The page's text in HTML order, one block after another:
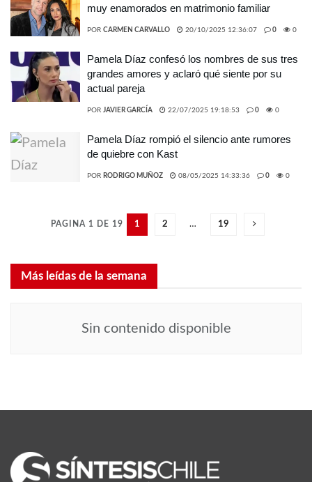
muy enamorados en matrimonio familiar
POR CARMEN CARVALLO 20/10/2025 12:36:07 0 0
Pamela Díaz confesó los nombres de sus tres
grandes amores y aclaró qué siente por su
actual pareja
POR JAVIER GARCÍA 22/07/2025 19:18:53 0 0
Pamela Díaz rompió el silencio ante rumores
de quiebre con Kast
POR RODRIGO MUÑOZ 08/05/2025 14:33:36 0 0
PAGINA 1 DE 19 1 2 … 19
Más leídas de la semana
Sin contenido disponible